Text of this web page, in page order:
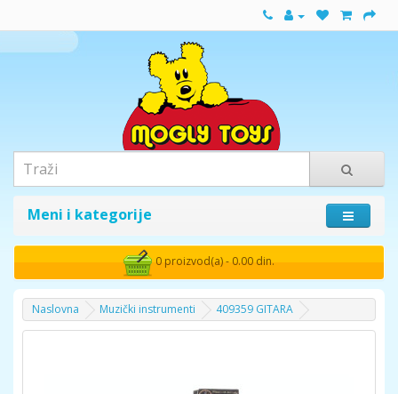
Meni i kategorije
0 proizvod(a) - 0.00 din.
Naslovna Muzički instrumenti 409359 GITARA